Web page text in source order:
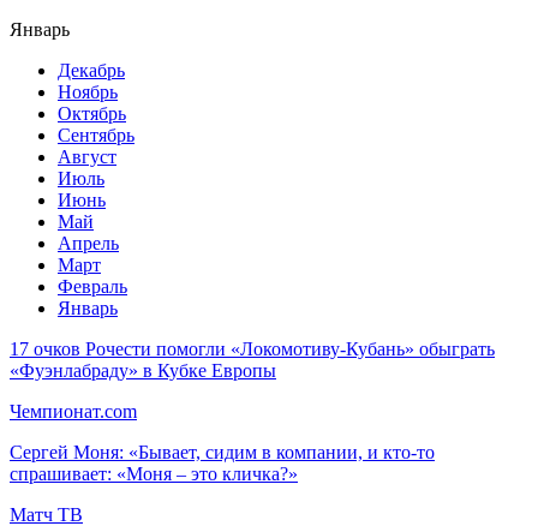
Январь
Декабрь
Ноябрь
Октябрь
Сентябрь
Август
Июль
Июнь
Май
Апрель
Март
Февраль
Январь
17 очков Рочести помогли «Локомотиву-Кубань» обыграть
«Фуэнлабраду» в Кубке Европы
Чемпионат.com
Сергей Моня: «Бывает, сидим в компании, и кто-то
спрашивает: «Моня – это кличка?»
Матч ТВ